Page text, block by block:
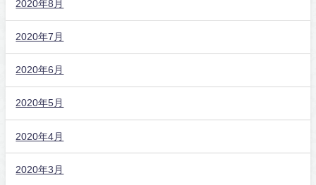
2020年8月
2020年7月
2020年6月
2020年5月
2020年4月
2020年3月